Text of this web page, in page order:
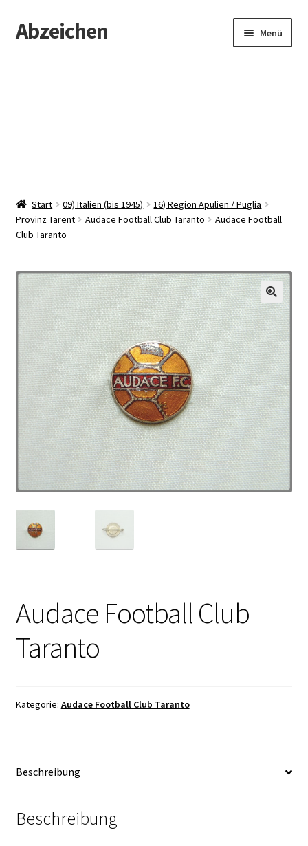
Zur
Navigation
Zum
Inhalt
Abzeichen Menü
Start 09) Italien (bis 1945)
16) Region Apulien / Puglia
Provinz Tarent
Audace Football Club Taranto
Audace Football
Club Taranto
Audace Football Club
Taranto
Kategorie: Audace Football Club Taranto
Beschreibung
Beschreibung